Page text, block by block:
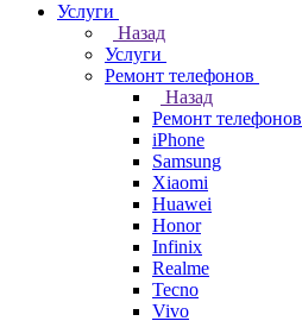
Услуги
Назад
Услуги
Ремонт телефонов
Назад
Ремонт телефонов
iPhone
Samsung
Xiaomi
Huawei
Honor
Infinix
Realme
Tecno
Vivo